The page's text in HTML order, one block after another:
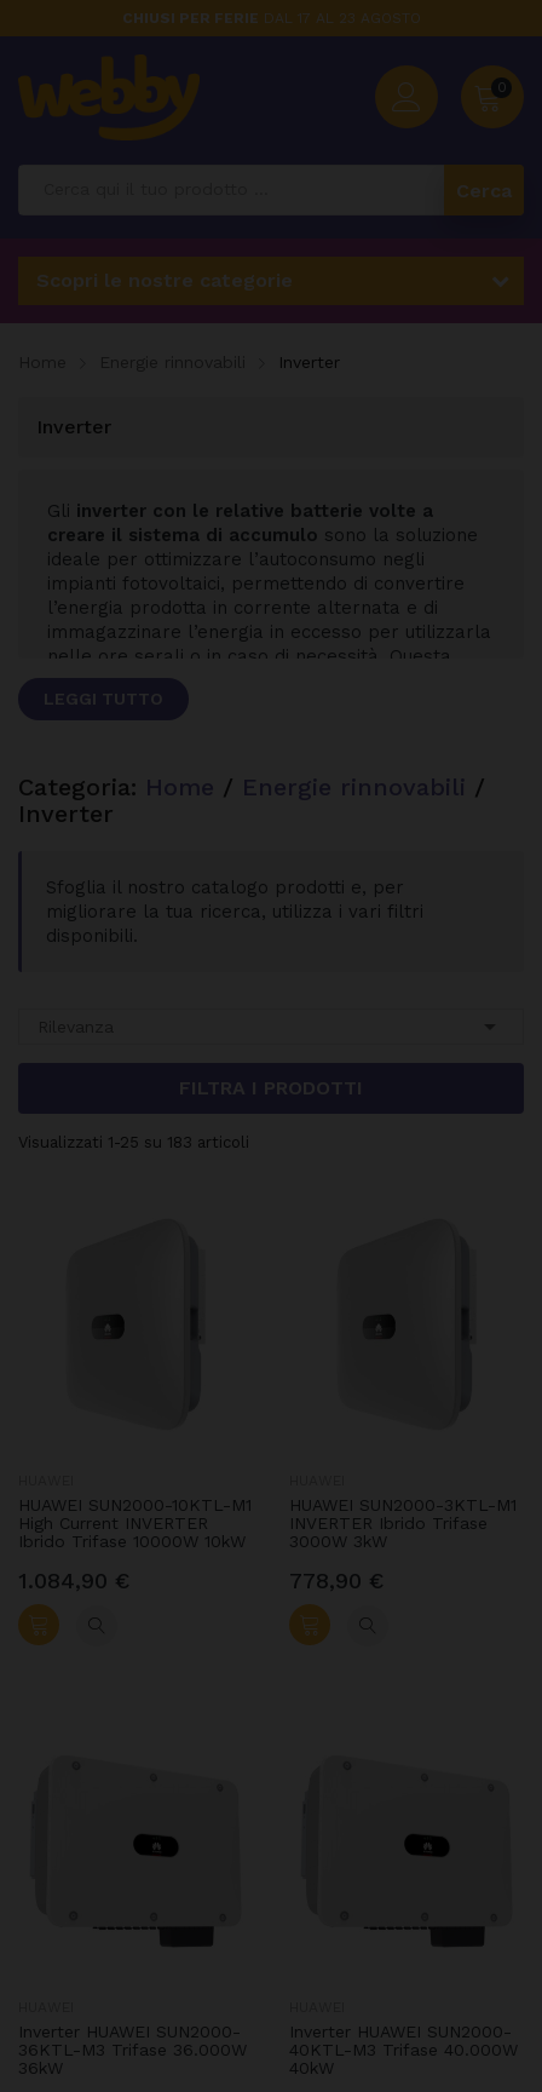
CHIUSI PER FERIE DAL 17 AL 23 AGOSTO
0
Cerca
Scopri le nostre categorie
Inverter
Inverter
Gli inverter con le relative batterie volte a
creare il sistema di accumulo sono la soluzione
ideale per ottimizzare l’autoconsumo negli
impianti fotovoltaici, permettendo di convertire
l’energia prodotta in corrente alternata e di
immagazzinare l’energia in eccesso per utilizzarla
nelle ore serali o in caso di necessità. Questa
tecnologia consente una gestione più efficiente e
sostenibile dell’energia, riducendo la dipendenza
I moderniinverter ibridi
energetici tra pannelli, batteria e rete.
indipendente, efficiente e orientato al risparmio,
garantendo continuità di servizio e un miglior
ritorno sull’investimento.
LEGGI TUTTO
Categoria: Home / Energie rinnovabili /
Inverter
Sfoglia il nostro catalogo prodotti e, per
migliorare la tua ricerca, utilizza i vari filtri
disponibili.
FILTRA I PRODOTTI
Visualizzati 1-25 su 183 articoli
HUAWEI SUN2000-10KTL-M1
High Current INVERTER
Ibrido Trifase 10000W 10kW
1.084,90 €
HUAWEI SUN2000-3KTL-M1
INVERTER Ibrido Trifase
3000W 3kW
778,90 €
Inverter HUAWEI SUN2000-
36KTL-M3 Trifase 36.000W
36kW
Inverter HUAWEI SUN2000-
40KTL-M3 Trifase 40.000W
40kW